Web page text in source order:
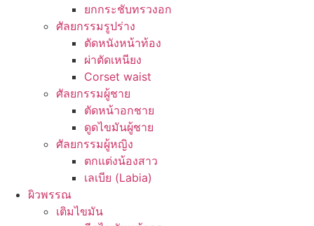
ยกกระชับทรวงอก
ศัลยกรรมรูปร่าง
ตัดหนังหน้าท้อง
ผ่าตัดเหนียง
Corset waist
ศัลยกรรมผู้ชาย
ตัดหน้าอกชาย
ดูดไขมันผู้ชาย
ศัลยกรรมผู้หญิง
ตกแต่งน้องสาว
เลเบีย (Labia)
ผิวพรรณ
เติมไขมัน